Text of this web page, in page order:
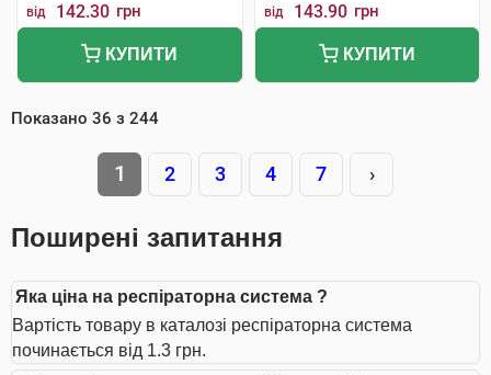
від 142.30 грн
КУПИТИ
від 143.90 грн
КУПИТИ
Показано 36 з 244
1 2 3 4 7 ›
Поширені запитання
Яка ціна на респіраторна система ?
Вартість товару в каталозі респіраторна система
починається від 1.3 грн.